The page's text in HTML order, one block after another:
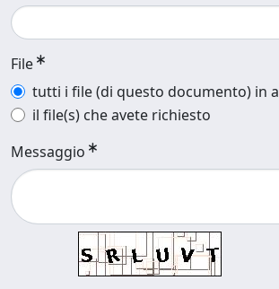
File
tutti i file (di questo documento) in
il file(s) che avete richiesto
Messaggio